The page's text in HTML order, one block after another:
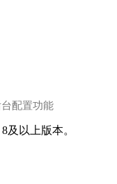
配置功能
及以上版本。